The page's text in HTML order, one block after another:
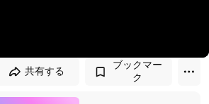
共有する
ブックマー
ク